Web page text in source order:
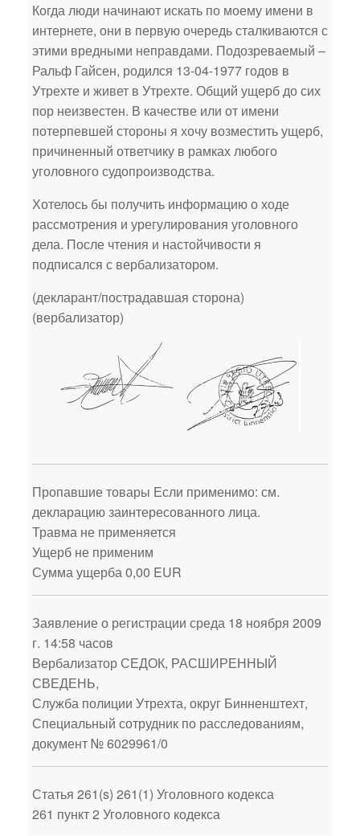
Когда люди начинают искать по моему имени в
интернете, они в первую очередь сталкиваются с
этими вредными неправдами. Подозреваемый –
Ральф Гайсен, родился 13-04-1977 годов в
Утрехте и живет в Утрехте. Общий ущерб до сих
пор неизвестен. В качестве или от имени
потерпевшей стороны я хочу возместить ущерб,
причиненный ответчику в рамках любого
уголовного судопроизводства.
Хотелось бы получить информацию о ходе
рассмотрения и урегулирования уголовного
дела. После чтения и настойчивости я
подписался с вербализатором.
(декларант/пострадавшая сторона)
(вербализатор)
Пропавшие товары Если применимо: см.
декларацию заинтересованного лица.
Травма не применяется
Ущерб не применим
Сумма ущерба 0,00 EUR
Заявление о регистрации среда 18 ноября 2009
г. 14:58 часов
Вербализатор СЕДОК, РАСШИРЕННЫЙ
СВЕДЕНЬ,
Служба полиции Утрехта, округ Бинненштехт,
Специальный сотрудник по расследованиям,
документ № 6029961/0
Статья 261(s) 261(1) Уголовного кодекса
261 пункт 2 Уголовного кодекса